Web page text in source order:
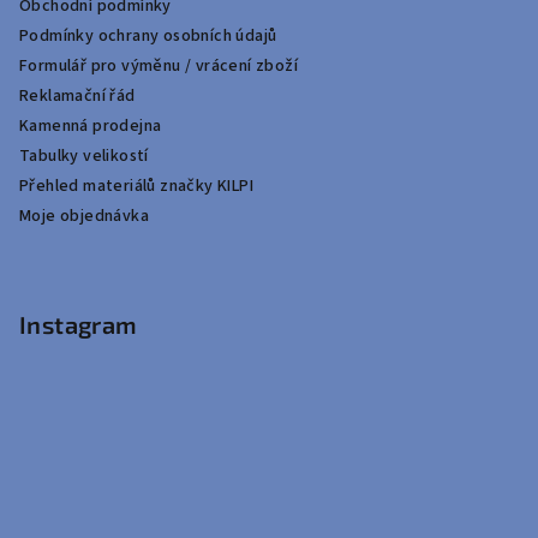
Obchodní podmínky
Podmínky ochrany osobních údajů
Formulář pro výměnu / vrácení zboží
Reklamační řád
Kamenná prodejna
Tabulky velikostí
Přehled materiálů značky KILPI
Moje objednávka
Instagram